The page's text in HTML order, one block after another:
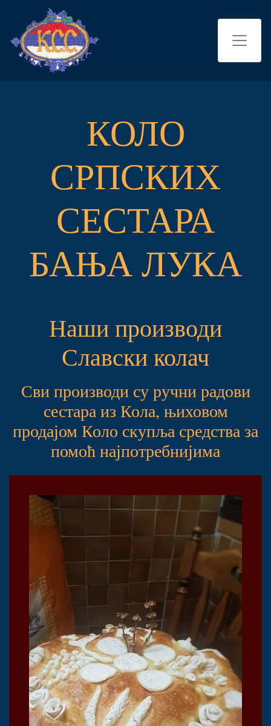
КОЛО
СРПСКИХ
СЕСТАРА
БАЊА ЛУКА
Наши производи
Славски колач
Сви производи су ручни радови
сестара из Кола, њиховом
продајом Коло скупља средства за
помоћ најпотребнијима